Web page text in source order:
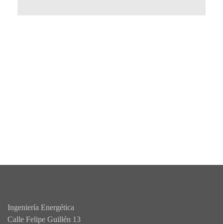
Ingeniería Energética
Calle Felipe Guillén 13